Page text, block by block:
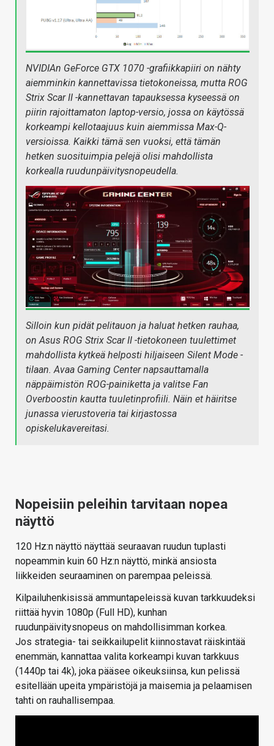
NVIDIAn GeForce GTX 1070 -grafiikkapiiri on nähty
aiemminkin kannettavissa tietokoneissa, mutta ROG
Strix Scar II -kannettavan tapauksessa kyseessä on
piirin rajoittamaton laptop-versio, jossa on käytössä
korkeampi kellotaajuus kuin aiemmissa Max-Q-
versioissa. Kaikki tämä sen vuoksi, että tämän
hetken suosituimpia pelejä olisi mahdollista
korkealla ruudunpäivitysnopeudella.
Silloin kun pidät pelitauon ja haluat hetken rauhaa,
on Asus ROG Strix Scar II -tietokoneen tuulettimet
mahdollista kytkeä helposti hiljaiseen Silent Mode -
tilaan. Avaa Gaming Center napsauttamalla
näppäimistön ROG-painiketta ja valitse Fan
Overboostin kautta tuuletinprofiili. Näin et häiritse
junassa vierustoveria tai kirjastossa
opiskelukavereitasi.
Nopeisiin peleihin tarvitaan nopea
näyttö
120 Hz:n näyttö näyttää seuraavan ruudun tuplasti
nopeammin kuin 60 Hz:n näyttö, minkä ansiosta
liikkeiden seuraaminen on parempaa peleissä.
Kilpailuhenkisissä ammuntapeleissä kuvan tarkkuudeksi
riittää hyvin 1080p (Full HD), kunhan
ruudunpäivitysnopeus on mahdollisimman korkea.
Jos strategia- tai seikkailupelit kiinnostavat räiskintää
enemmän, kannattaa valita korkeampi kuvan tarkkuus
(1440p tai 4k), joka pääsee oikeuksiinsa, kun pelissä
esitellään upeita ympäristöjä ja maisemia ja pelaamisen
tahti on rauhallisempaa.